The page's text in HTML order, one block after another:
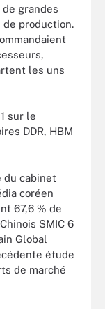
grandes
production.
les uns
sur le
DDR, HBM
du cabinet
coréen
67,6 % de
SMIC 6
Global
étude
de marché